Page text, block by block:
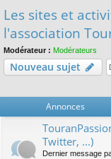
pi
de
Les sites et
l'association
Modérateur : Modérateurs
Nouveau sujet
Annonces
Twitter, ...)
Dernier message